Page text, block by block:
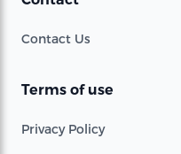
Contact Us
Terms of use
Privacy Policy